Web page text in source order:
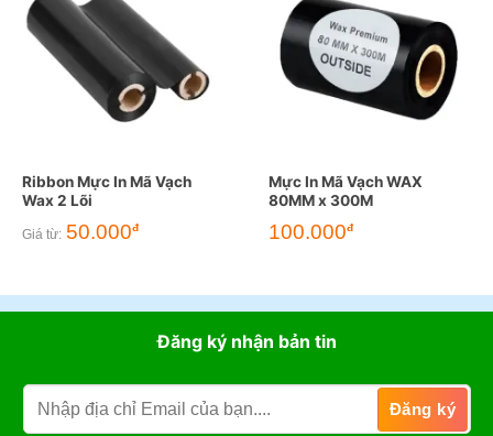
Ribbon Mực In Mã Vạch
Wax 2 Lõi
Giá từ: 50.000đ
Mực In Mã Vạch WAX
80MM x 300M
100.000đ
Đăng ký nhận bản tin